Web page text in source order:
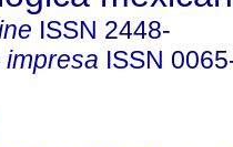
ISSN 2448-
ISSN